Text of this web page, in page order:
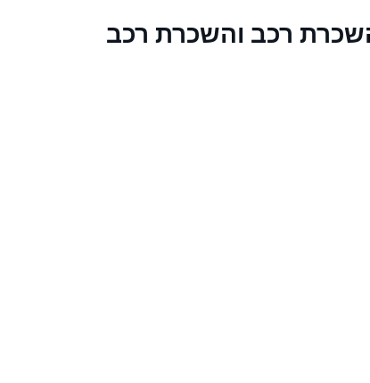
השכרת רכב והשכרת רכב